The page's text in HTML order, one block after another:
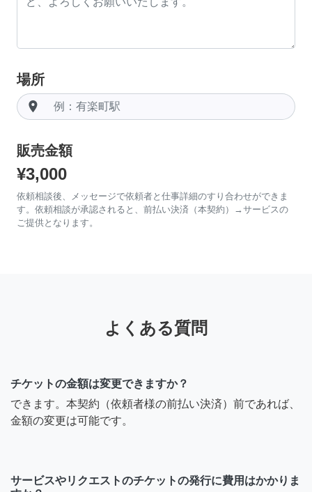
場所
room
販売金額
¥3,000
依頼相談後、メッセージで依頼者と仕事詳細のすり合わせができま
す。依頼相談が承認されると、前払い決済（本契約）→サービスの
ご提供となります。
よくある質問
チケットの金額は変更できますか？
できます。本契約（依頼者様の前払い決済）前であれば、
金額の変更は可能です。
サービスやリクエストのチケットの発行に費用はかかりま